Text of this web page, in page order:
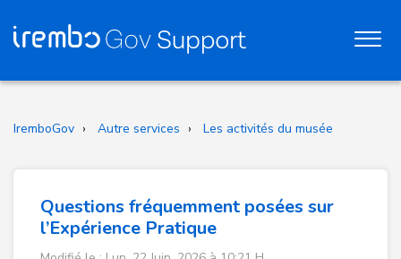
IremboGov Autre services Les activités du musée
Questions fréquemment posées sur
l’Expérience Pratique